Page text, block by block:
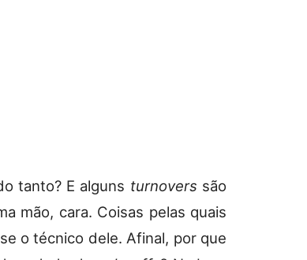
tanto? E alguns turnovers são
mão, cara. Coisas pelas quais
o técnico dele. Afinal, por que